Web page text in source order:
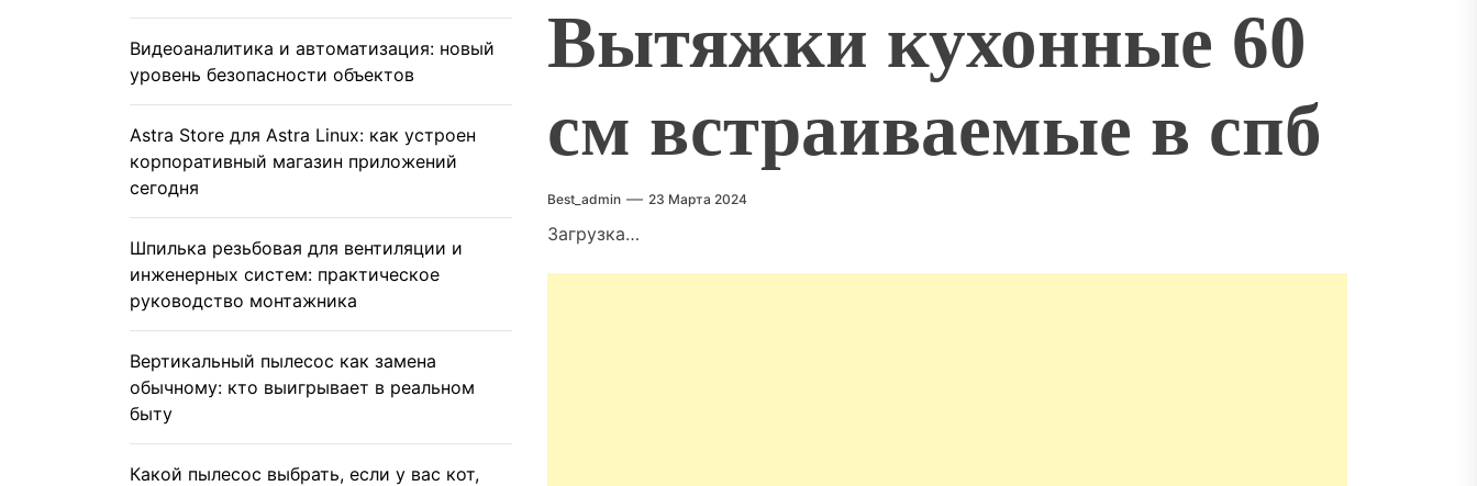
Вытяжки кухонные 60
см встраиваемые в спб
Best_admin 23 Марта 2024
Загрузка…
Видеоаналитика и автоматизация: новый
уровень безопасности объектов
Astra Store для Astra Linux: как устроен
корпоративный магазин приложений
сегодня
Шпилька резьбовая для вентиляции и
инженерных систем: практическое
руководство монтажника
Вертикальный пылесос как замена
обычному: кто выигрывает в реальном
быту
Какой пылесос выбрать, если у вас кот,